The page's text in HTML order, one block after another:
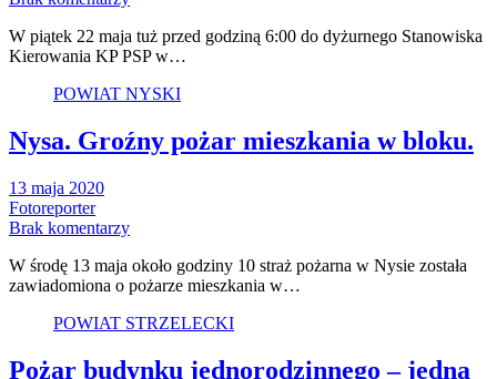
W piątek 22 maja tuż przed godziną 6:00 do dyżurnego Stanowiska
Kierowania KP PSP w…
POWIAT NYSKI
Nysa. Groźny pożar mieszkania w bloku.
13 maja 2020
Fotoreporter
Brak komentarzy
W środę 13 maja około godziny 10 straż pożarna w Nysie została
zawiadomiona o pożarze mieszkania w…
POWIAT STRZELECKI
Pożar budynku jednorodzinnego – jedna